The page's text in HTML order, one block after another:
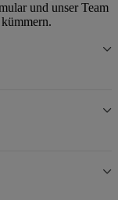
und unser Team